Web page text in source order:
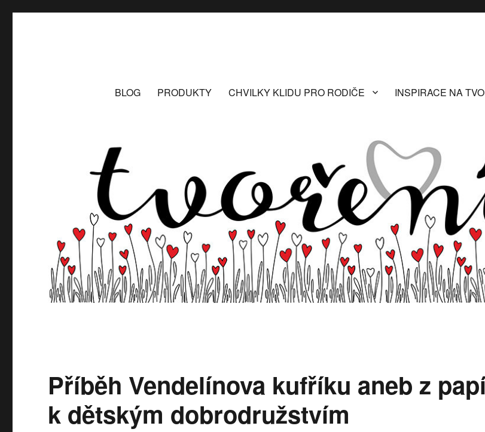
BLOG PRODUKTY CHVILKY KLIDU PRO RODIČE INSPIRACE NA
Příběh Vendelínova kufříku aneb z
k dětským dobrodružstvím